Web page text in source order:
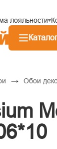
лояльности
Каталог
→ Обои